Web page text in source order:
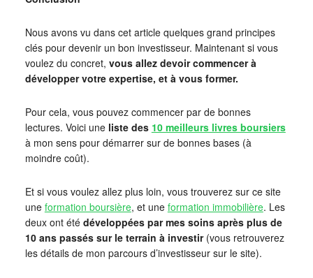
Nous avons vu dans cet article quelques grand principes
clés pour devenir un bon investisseur. Maintenant si vous
voulez du concret, vous allez devoir commencer à
développer votre expertise, et à vous former.
Pour cela, vous pouvez commencer par de bonnes
lectures. Voici une liste des 10 meilleurs livres boursiers
à mon sens pour démarrer sur de bonnes bases (à
moindre coût).
Et si vous voulez allez plus loin, vous trouverez sur ce site
une formation boursière, et une formation immobilière. Les
deux ont été développées par mes soins après plus de
10 ans passés sur le terrain à investir (vous retrouverez
les détails de mon parcours d’investisseur sur le site).